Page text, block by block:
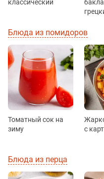
классический
Блюда из помидоров
Томатный сок на
зиму
с
Блюда из перца